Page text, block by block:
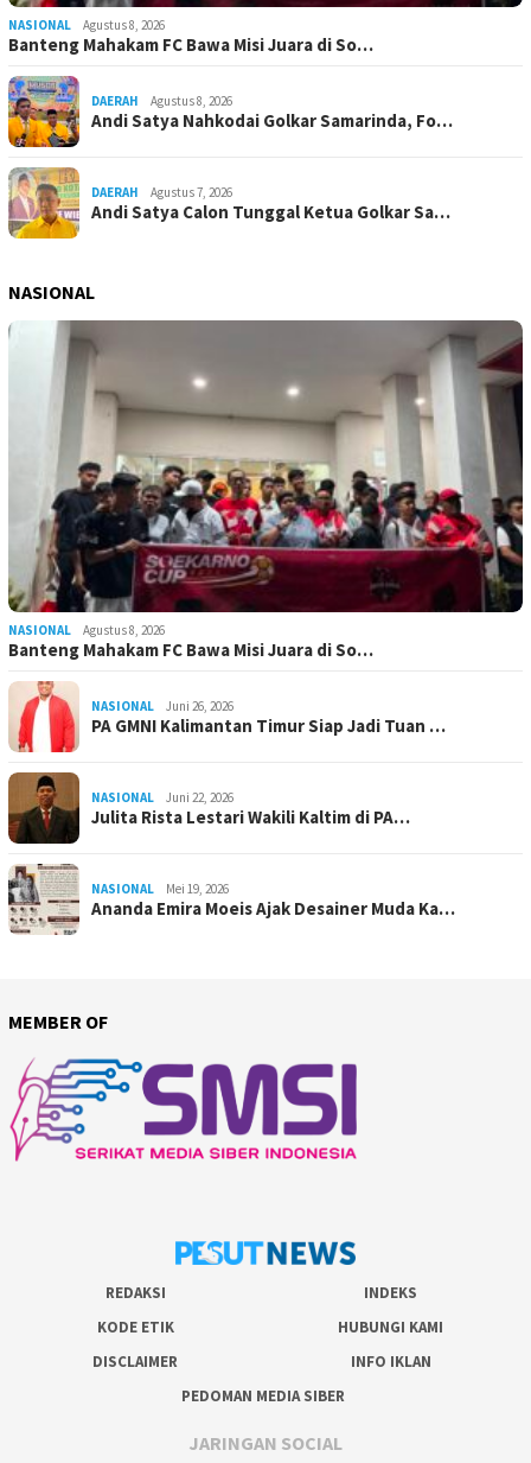
NASIONAL Agustus 8, 2026
Banteng Mahakam FC Bawa Misi Juara di So…
DAERAH Agustus 8, 2026
Andi Satya Nahkodai Golkar Samarinda, Fo…
DAERAH Agustus 7, 2026
Andi Satya Calon Tunggal Ketua Golkar Sa…
NASIONAL
NASIONAL Agustus 8, 2026
Banteng Mahakam FC Bawa Misi Juara di So…
NASIONAL Juni 26, 2026
PA GMNI Kalimantan Timur Siap Jadi Tuan …
NASIONAL Juni 22, 2026
Julita Rista Lestari Wakili Kaltim di PA…
NASIONAL Mei 19, 2026
Ananda Emira Moeis Ajak Desainer Muda Ka…
MEMBER OF
REDAKSI
INDEKS
KODE ETIK
HUBUNGI KAMI
DISCLAIMER
INFO IKLAN
PEDOMAN MEDIA SIBER
JARINGAN SOCIAL